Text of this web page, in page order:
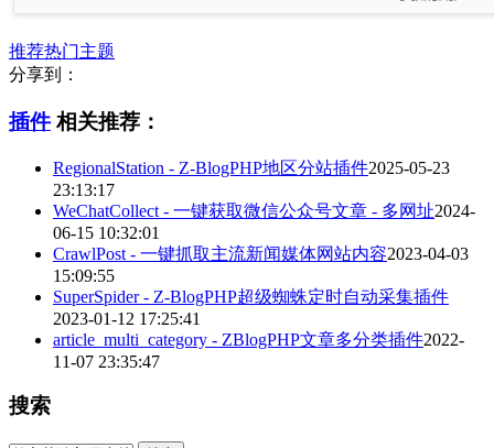
推荐热门主题
分享到：
插件 相关推荐：
RegionalStation - Z-BlogPHP地区分站插件2025-05-23
23:13:17
WeChatCollect - 一键获取微信公众号文章 - 多网址2024-
06-15 10:32:01
CrawlPost - 一键抓取主流新闻媒体网站内容2023-04-03
15:09:55
SuperSpider - Z-BlogPHP超级蜘蛛定时自动采集插件
2023-01-12 17:25:41
article_multi_category - ZBlogPHP文章多分类插件2022-
11-07 23:35:47
搜索